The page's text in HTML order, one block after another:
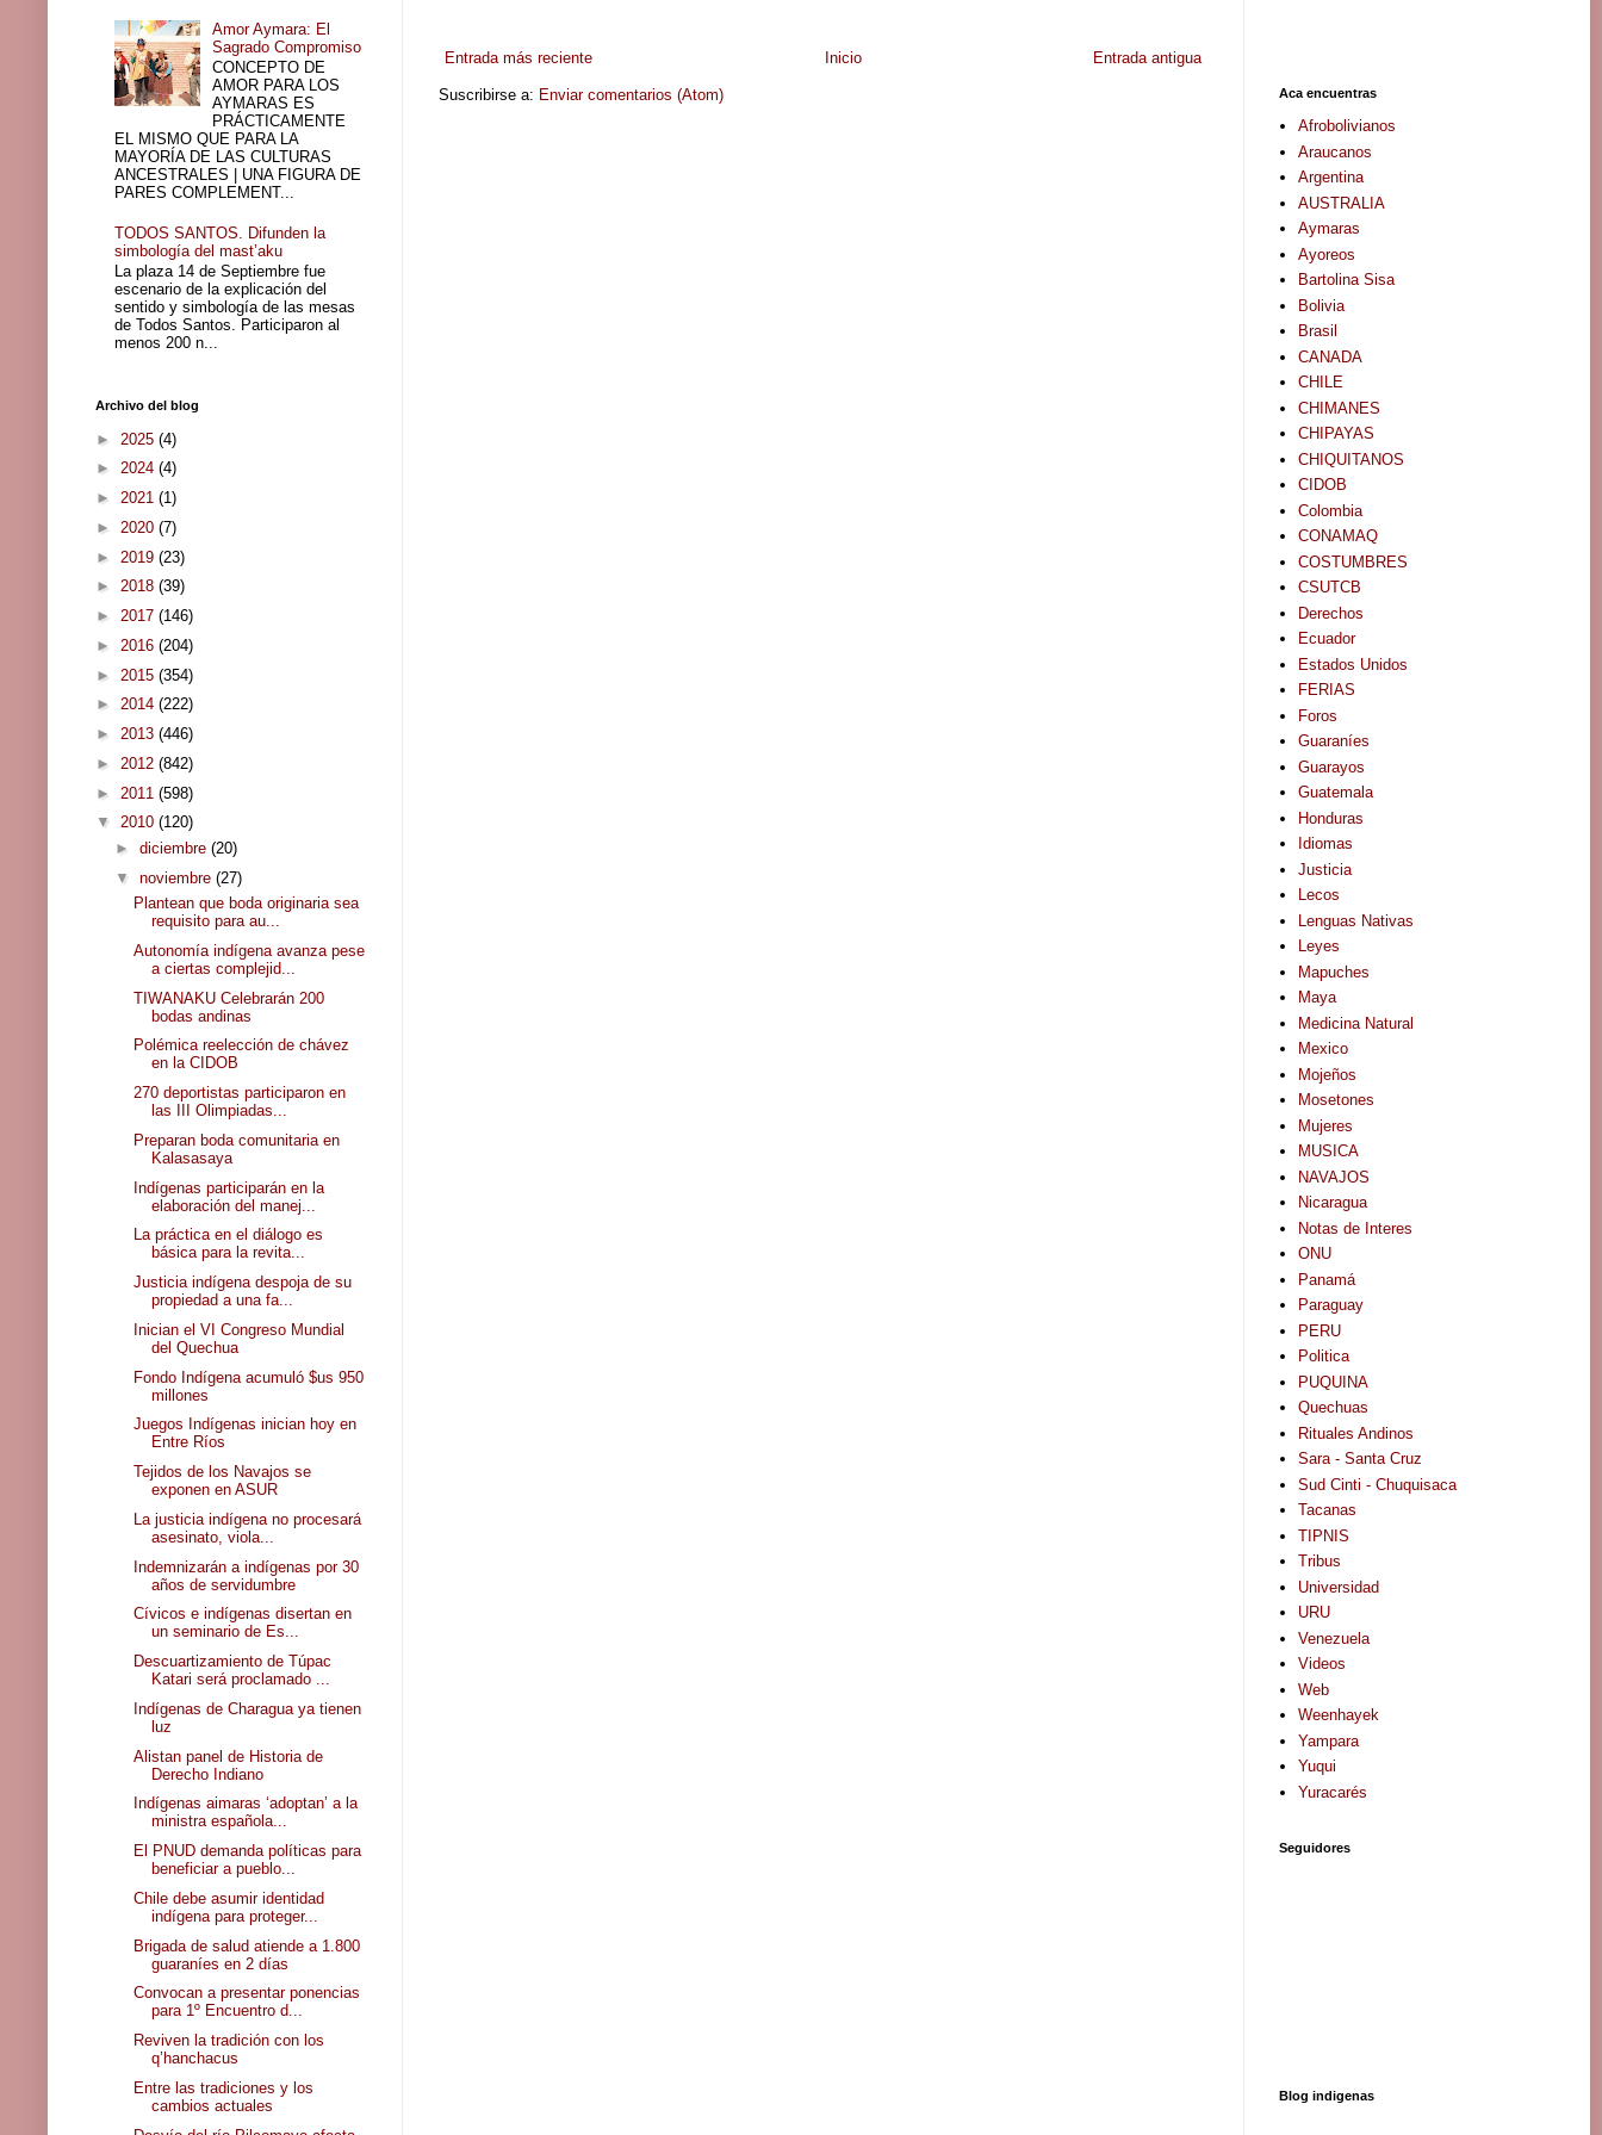
Entrada más reciente Entrada antigua
Inicio
Suscribirse a: Enviar comentarios (Atom)
Amor Aymara: El
Sagrado Compromiso
CONCEPTO DE
AMOR PARA LOS
AYMARAS ES
PRÁCTICAMENTE
EL MISMO QUE PARA LA
MAYORÍA DE LAS CULTURAS
ANCESTRALES | UNA FIGURA DE
PARES COMPLEMENT...
TODOS SANTOS. Difunden la
simbología del mast’aku
La plaza 14 de Septiembre fue
escenario de la explicación del
sentido y simbología de las mesas
de Todos Santos. Participaron al
menos 200 n...
Archivo del blog
► 2025 (4)
► 2024 (4)
► 2021 (1)
► 2020 (7)
► 2019 (23)
► 2018 (39)
► 2017 (146)
► 2016 (204)
► 2015 (354)
► 2014 (222)
► 2013 (446)
► 2012 (842)
► 2011 (598)
▼ 2010 (120)
► diciembre (20)
▼ noviembre (27)
Plantean que boda originaria sea
requisito para au...
Autonomía indígena avanza pese
a ciertas complejid...
TIWANAKU Celebrarán 200
bodas andinas
Polémica reelección de chávez
en la CIDOB
270 deportistas participaron en
las III Olimpiadas...
Preparan boda comunitaria en
Kalasasaya
Indígenas participarán en la
elaboración del manej...
La práctica en el diálogo es
básica para la revita...
Justicia indígena despoja de su
propiedad a una fa...
Inician el VI Congreso Mundial
del Quechua
Fondo Indígena acumuló $us 950
millones
Juegos Indígenas inician hoy en
Entre Ríos
Tejidos de los Navajos se
exponen en ASUR
La justicia indígena no procesará
asesinato, viola...
Indemnizarán a indígenas por 30
años de servidumbre
Cívicos e indígenas disertan en
un seminario de Es...
Descuartizamiento de Túpac
Katari será proclamado ...
Indígenas de Charagua ya tienen
luz
Alistan panel de Historia de
Derecho Indiano
Indígenas aimaras ‘adoptan’ a la
ministra española...
El PNUD demanda políticas para
beneficiar a pueblo...
Chile debe asumir identidad
indígena para proteger...
Brigada de salud atiende a 1.800
guaraníes en 2 días
Convocan a presentar ponencias
para 1º Encuentro d...
Reviven la tradición con los
q’hanchacus
Entre las tradiciones y los
cambios actuales
Aca encuentras
Afrobolivianos
Araucanos
Argentina
AUSTRALIA
Aymaras
Ayoreos
Bartolina Sisa
Bolivia
Brasil
CANADA
CHILE
CHIMANES
CHIPAYAS
CHIQUITANOS
CIDOB
Colombia
CONAMAQ
COSTUMBRES
CSUTCB
Derechos
Ecuador
Estados Unidos
FERIAS
Foros
Guaraníes
Guarayos
Guatemala
Honduras
Idiomas
Justicia
Lecos
Lenguas Nativas
Leyes
Mapuches
Maya
Medicina Natural
Mexico
Mojeños
Mosetones
Mujeres
MUSICA
NAVAJOS
Nicaragua
Notas de Interes
ONU
Panamá
Paraguay
PERU
Politica
PUQUINA
Quechuas
Rituales Andinos
Sara - Santa Cruz
Sud Cinti - Chuquisaca
Tacanas
TIPNIS
Tribus
Universidad
URU
Venezuela
Videos
Web
Weenhayek
Yampara
Yuqui
Yuracarés
Seguidores
Blog indigenas